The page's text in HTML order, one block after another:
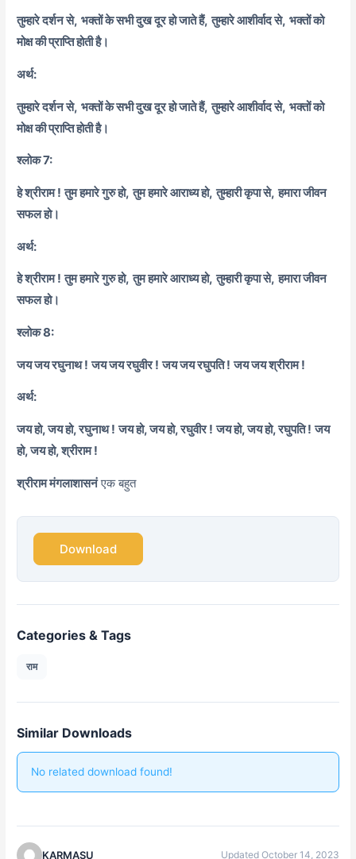
तुम्हारे दर्शन से, भक्तों के सभी दुख दूर हो जाते हैं, तुम्हारे आशीर्वाद से, भक्तों को
मोक्ष की प्राप्ति होती है।
अर्थ:
तुम्हारे दर्शन से, भक्तों के सभी दुख दूर हो जाते हैं, तुम्हारे आशीर्वाद से, भक्तों को
मोक्ष की प्राप्ति होती है।
श्लोक 7:
हे श्रीराम ! तुम हमारे गुरु हो, तुम हमारे आराध्य हो, तुम्हारी कृपा से, हमारा जीवन
सफल हो।
अर्थ:
हे श्रीराम ! तुम हमारे गुरु हो, तुम हमारे आराध्य हो, तुम्हारी कृपा से, हमारा जीवन
सफल हो।
श्लोक 8:
जय जय रघुनाथ ! जय जय रघुवीर ! जय जय रघुपति ! जय जय श्रीराम !
अर्थ:
जय हो, जय हो, रघुनाथ ! जय हो, जय हो, रघुवीर ! जय हो, जय हो, रघुपति ! जय
हो, जय हो, श्रीराम !
श्रीराम मंगलाशासनंएक बहुत
Download
Categories & Tags
राम
Similar Downloads
No related download found!
KARMASU Updated October 14, 2023